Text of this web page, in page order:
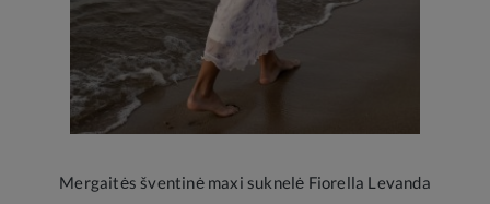
Mergaitės šventinė maxi suknelė Fiorella Levanda